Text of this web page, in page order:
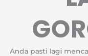
Anda pasti lagi